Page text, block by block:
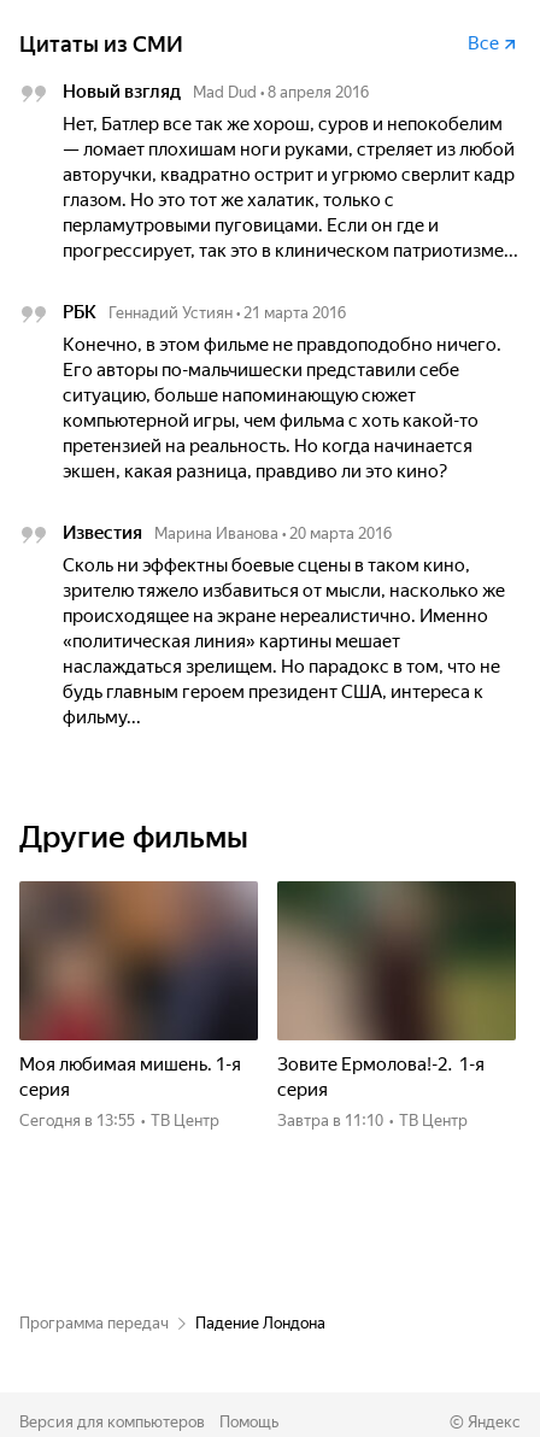
Цитаты из СМИ Все
Новый взгляд Mad Dud • 8 апреля 2016
Нет, Батлер все так же хорош, суров и непокобелим
— ломает плохишам ноги руками, стреляет из любой
авторучки, квадратно острит и угрюмо сверлит кадр
глазом. Но это тот же халатик, только с
перламутровыми пуговицами. Если он где и
прогрессирует, так это в клиническом патриотизме...
РБК Геннадий Устиян • 21 марта 2016
Конечно, в этом фильме не правдоподобно ничего.
Его авторы по-мальчишески представили себе
ситуацию, больше напоминающую сюжет
компьютерной игры, чем фильма с хоть какой-то
претензией на реальность. Но когда начинается
экшен, какая разница, правдиво ли это кино?
Известия Марина Иванова • 20 марта 2016
Сколь ни эффектны боевые сцены в таком кино,
зрителю тяжело избавиться от мысли, насколько же
происходящее на экране нереалистично. Именно
«политическая линия» картины мешает
наслаждаться зрелищем. Но парадокс в том, что не
будь главным героем президент США, интереса к
фильму...
Другие фильмы
Моя любимая мишень. 1-я
серия
Сегодня в 13:55 • ТВ Центр
Зовите Ермолова!-2. 1-я
серия
Завтра в 11:10 • ТВ Центр
Программа передач Падение Лондона
Версия для компьютеров Помощь © Яндекс